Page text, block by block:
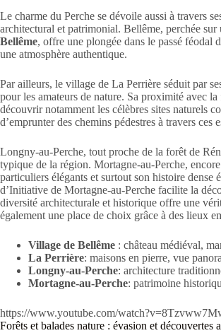
Le charme du Perche se dévoile aussi à travers
architectural et patrimonial. Bellême, perchée
Bellême, offre une plongée dans le passé féodal
une atmosphère authentique.
Par ailleurs, le village de La Perrière séduit par
pour les amateurs de nature. Sa proximité avec
découvrir notamment les célèbres sites naturels
d’emprunter des chemins pédestres à travers ces
Longny-au-Perche, tout proche de la forêt de
typique de la région. Mortagne-au-Perche,
particuliers élégants et surtout son histoire
d’Initiative de Mortagne-au-Perche facilite la
diversité architecturale et historique offre une
également une place de choix grâce à des lieux
Village de Bellême : château médiéval,
La Perrière: maisons en pierre, vue
Longny-au-Perche: architecture
Mortagne-au-Perche: patrimoine
https://www.youtube.com/
Forêts et balades nature : évasion et découvertes